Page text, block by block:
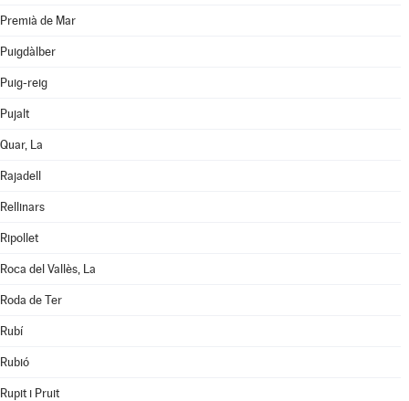
Premià de Mar
Puigdàlber
Puig-reig
Pujalt
Quar, La
Rajadell
Rellinars
Ripollet
Roca del Vallès, La
Roda de Ter
Rubí
Rubió
Rupit i Pruit